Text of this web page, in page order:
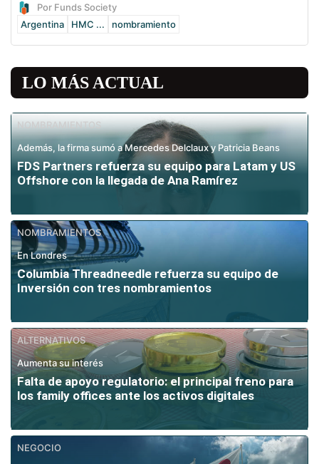
Por Funds Society
Argentina
HMC ... nombramiento
LO MÁS ACTUAL
NOMBRAMIENTOS
Además, la firma sumó a Mercedes Delclaux y Patricia Beans
FDS Partners refuerza su equipo para Latam y US
Offshore con la llegada de Ana Ramírez
NOMBRAMIENTOS
En Londres
Columbia Threadneedle refuerza su equipo de
Inversión con tres nombramientos
ALTERNATIVOS
Aumenta su interés
Falta de apoyo regulatorio: el principal freno para
los family offices ante los activos digitales
NEGOCIO